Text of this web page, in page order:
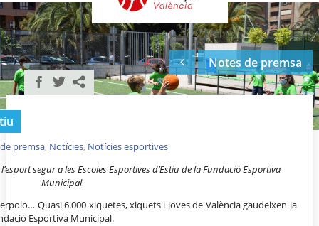
Instal·lacions ▼
Comunicació ▼
València en esport
Portal de Transparència
Notes de premsa
premsa, Notícies, Notícies esportives
segur a les Escoles Esportives d’Estiu de la Fundació Esportiva
Municipal
Quasi 6.000 xiquetes, xiquets i joves de València gaudeixen ja
Esportiva Municipal.